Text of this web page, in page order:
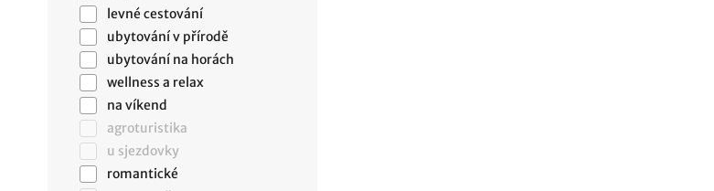
levné cestování
ubytování v přírodě
ubytování na horách
wellness a relax
na víkend
agroturistika
u sjezdovky
romantické